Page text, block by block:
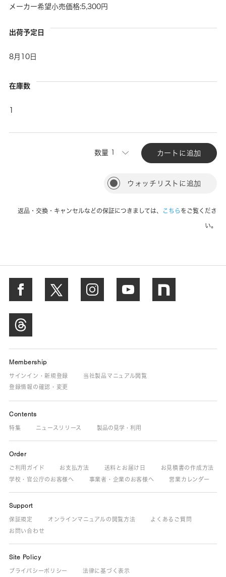
メーカー希望小売価格:5,300円
出荷予定日
8月10日
在庫数
1
数量 カートに追加
ウォッチリストに追加
返品・交換・キャンセルなどの保証につきましては、 こちら をご覧くださ
い。
Membership
サインイン・新規登録
当社製品マニュアル閲覧
登録情報の確認・変更
Contents
特集 ニュースリリース 製品の見学・利用
Order
ご利用ガイド お支払方法 送料とお届け日
お見積書の作成方法
学校・官公庁のお客様へ
事業者・企業のお客様へ 営業カレンダー
Support
保証規定 オンラインマニュアルの閲覧方法
よくあるご質問
お問い合わせ
Site Policy
プライバシーポリシー 法律に基づく表示